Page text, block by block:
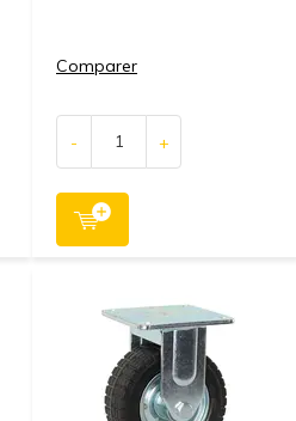
Comparer
- +